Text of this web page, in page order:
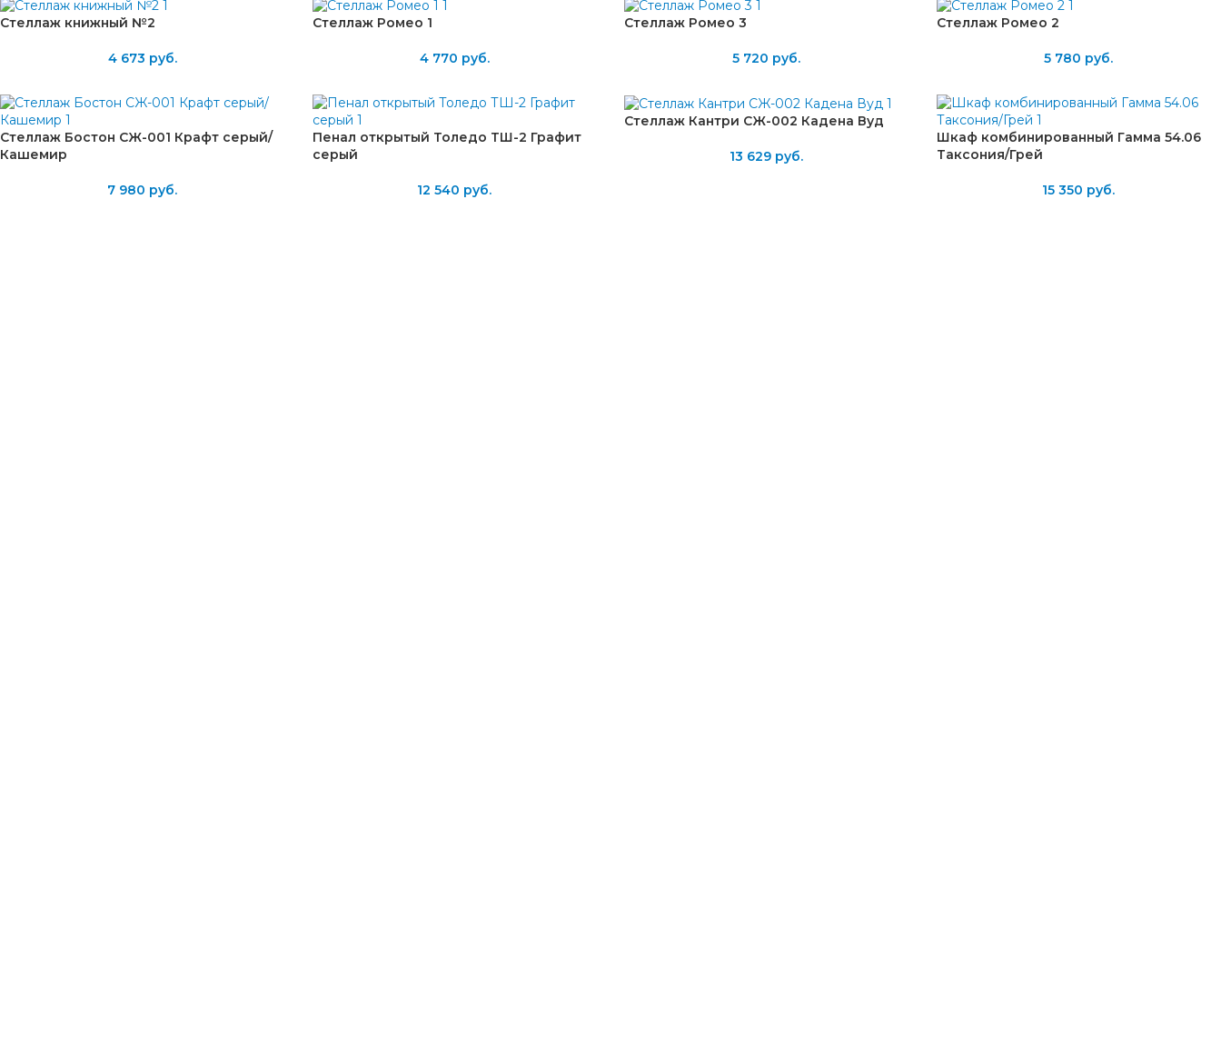
Стеллаж книжный №2
4 673 руб.
Стеллаж Ромео 1
4 770 руб.
Стеллаж Ромео 3
5 720 руб.
Стеллаж Ромео 2
5 780 руб.
Стеллаж Бостон СЖ-001 Крафт серый/
Кашемир
7 980 руб.
Пенал открытый Толедо ТШ-2 Графит
серый
12 540 руб.
Стеллаж Кантри СЖ-002 Кадена Вуд
13 629 руб.
Шкаф комбинированный Гамма 54.06
Таксония/Грей
15 350 руб.